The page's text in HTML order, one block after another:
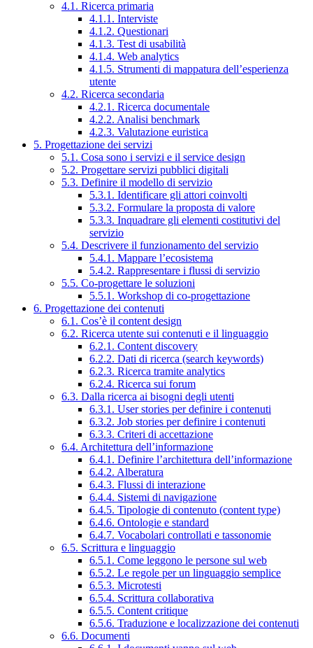
4.1. Ricerca primaria
4.1.1. Interviste
4.1.2. Questionari
4.1.3. Test di usabilità
4.1.4. Web analytics
4.1.5. Strumenti di mappatura dell’esperienza
utente
4.2. Ricerca secondaria
4.2.1. Ricerca documentale
4.2.2. Analisi benchmark
4.2.3. Valutazione euristica
5. Progettazione dei servizi
5.1. Cosa sono i servizi e il service design
5.2. Progettare servizi pubblici digitali
5.3. Definire il modello di servizio
5.3.1. Identificare gli attori coinvolti
5.3.2. Formulare la proposta di valore
5.3.3. Inquadrare gli elementi costitutivi del
servizio
5.4. Descrivere il funzionamento del servizio
5.4.1. Mappare l’ecosistema
5.4.2. Rappresentare i flussi di servizio
5.5. Co-progettare le soluzioni
5.5.1. Workshop di co-progettazione
6. Progettazione dei contenuti
6.1. Cos’è il content design
6.2. Ricerca utente sui contenuti e il linguaggio
6.2.1. Content discovery
6.2.2. Dati di ricerca (search keywords)
6.2.3. Ricerca tramite analytics
6.2.4. Ricerca sui forum
6.3. Dalla ricerca ai bisogni degli utenti
6.3.1. User stories per definire i contenuti
6.3.2. Job stories per definire i contenuti
6.3.3. Criteri di accettazione
6.4. Architettura dell’informazione
6.4.1. Definire l’architettura dell’informazione
6.4.2. Alberatura
6.4.3. Flussi di interazione
6.4.4. Sistemi di navigazione
6.4.5. Tipologie di contenuto (content type)
6.4.6. Ontologie e standard
6.4.7. Vocabolari controllati e tassonomie
6.5. Scrittura e linguaggio
6.5.1. Come leggono le persone sul web
6.5.2. Le regole per un linguaggio semplice
6.5.3. Microtesti
6.5.4. Scrittura collaborativa
6.5.5. Content critique
6.5.6. Traduzione e localizzazione dei contenuti
6.6. Documenti